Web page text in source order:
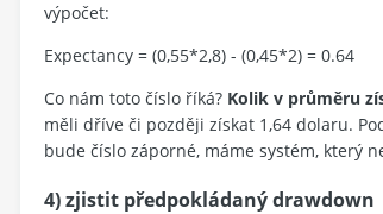
výpočet:
Expectancy = (0,55*2,8) - (0,45*2) = 0.64
Co nám toto číslo říká? Kolik v průměru
měli dříve či později získat 1,64 dolaru.
bude číslo záporné, máme systém, který
4) zjistit předpokládaný drawdown